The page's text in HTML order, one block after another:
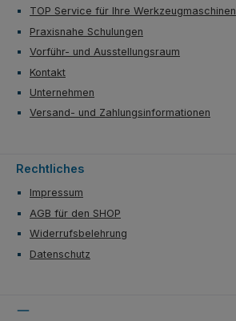
TOP Service für Ihre Werkzeugmaschinen
Praxisnahe Schulungen
Vorführ- und Ausstellungsraum
Kontakt
Unternehmen
Versand- und Zahlungsinformationen
Rechtliches
Impressum
AGB für den SHOP
Widerrufsbelehrung
Datenschutz